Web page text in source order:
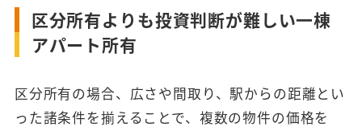
区分所有よりも投資判断が難しい一棟
アパート所有
区分所有の場合、広さや間取り、駅からの距離とい
った諸条件を揃えることで、複数の物件の価格を